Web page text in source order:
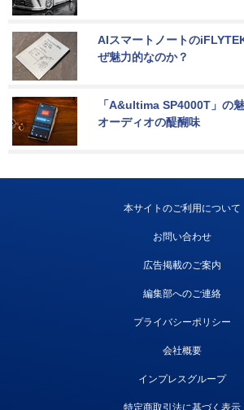
AIスマートノートの
ぜ魅力的なのか？
「A&ultima SP4000T」の
オーディオの醍醐味
本サイトのご利用について
お問い合わせ
広告掲載のご案内
編集部へのご連絡
プライバシーポリシー
会社概要
インプレスグループ